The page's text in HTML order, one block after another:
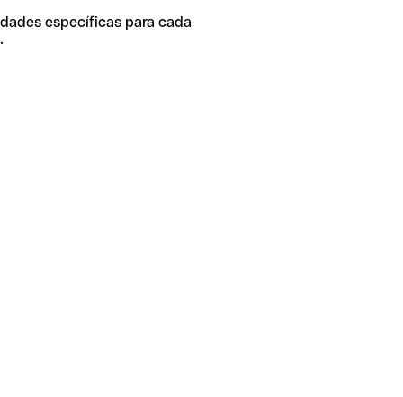
específicas para cada